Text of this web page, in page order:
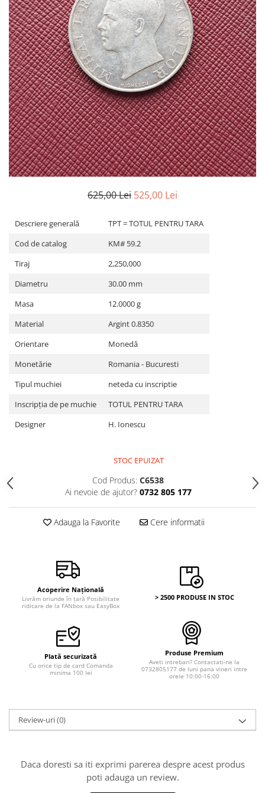
Monede Asia
Monede Australia si Oceania
Monede Euro, Eurocenti
Monede Europa
Bancnote Asia
Bancnote Australia si Oceania
Bancnote Europa
Gradate PMG
625,00 Lei 525,00 Lei
Descriere generală
TPT = TOTUL PENTRU TARA
Cod de catalog
KM# 59.2
Tiraj
2,250,000
Diametru
30.00 mm
Masa
12.0000 g
Material
Argint 0.8350
Orientare
Monedă
Monetărie
Romania - Bucuresti
Tipul muchiei
neteda cu inscriptie
Inscripția de pe muchie
TOTUL PENTRU TARA
Designer
H. Ionescu
STOC EPUIZAT
Cod Produs: C6538
Ai nevoie de ajutor? 0732 805 177
Adauga la Favorite Cere informatii
Acoperire Națională
Livrăm oriunde în țară Posibilitate
ridicare de la FANbox sau EasyBox
> 2500 PRODUSE IN STOC
Plată securizată
Cu orice tip de card Comanda
minima 100 lei
Produse Premium
Aveti intrebari? Contactati-ne la
0732805177 de luni pana vineri intre
orele 10:00-16:00
Review-uri(0)
Daca doresti sa iti exprimi parerea despre acest produs
poti adauga un review.